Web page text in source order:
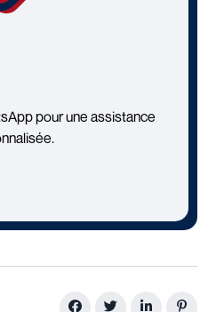
pour une assistance